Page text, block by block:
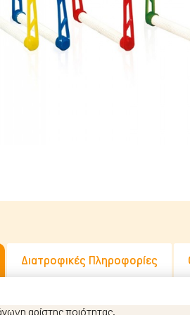
Υγρή Τροφή
Ωμή Τροφή Σκύλου
Διατροφικές Πληροφορίες
αρίστης ποιότητας.